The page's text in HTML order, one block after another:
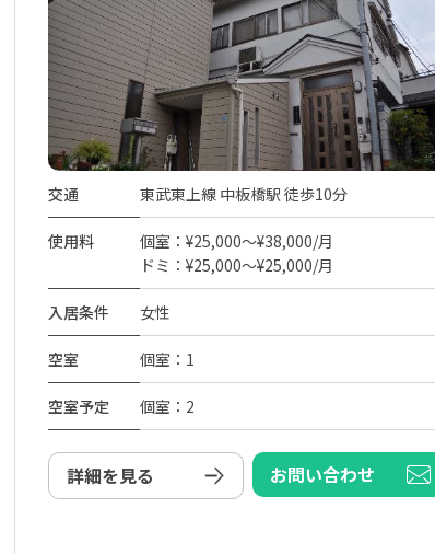
交通 東武東上線 中板橋駅 徒歩10分
使用料
個室：¥25,000～¥38,000/月
ドミ：¥25,000～¥25,000/月
入居条件 女性
空室 個室：1
空室予定 個室：2
詳細を見る お問い合わせ